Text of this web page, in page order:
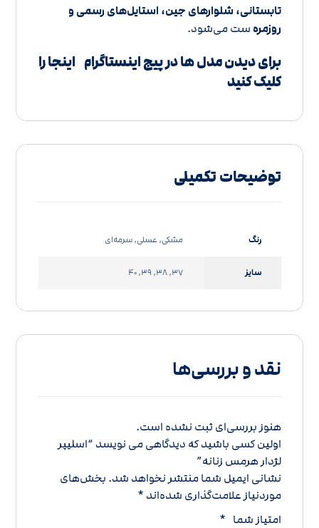
تابستانی، شلوارهای جین، استایل‌های رسمی و
روزمره ست می‌شود.
برای دیدن مدل ها در پیج اینستاگرام اینجا را
کلیک کنید
توضیحات تکمیلی
رنگ مشکی, عسلی, سرمه‌ای
سایز 37, 38, 39, 40
نقد و بررسی‌ها
هنوز بررسی‌ای ثبت نشده است.
اولین کسی باشید که دیدگاهی می نویسد “اسلیپر
لژدار هرمس زنانه”
نشانی ایمیل شما منتشر نخواهد شد. بخش‌های
موردنیاز علامت‌گذاری شده‌اند *
امتیاز شما *